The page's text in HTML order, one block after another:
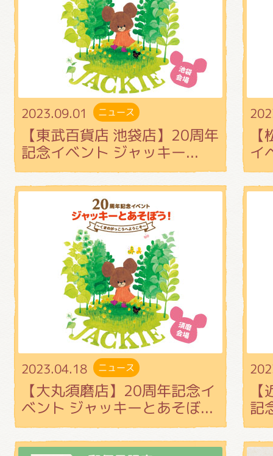
2023.09.01 ニュース
【東武百貨店 池袋店】20周年
記念イベント ジャッキー...
イ
2023.04.18 ニュース
【大丸須磨店】20周年記念イ
ベント ジャッキーとあそぼ...
記
くまのがっこう しょくいんしつ
くまのがっこう 家庭科部